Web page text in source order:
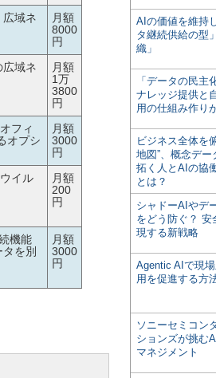
域ネ
月額
8000
円
域ネ
月額
1万
3800
円
フィ
オプシ
月額
3000
円
イル
月額
200
円
機能
を別
月額
3000
円
AIの価値を維持
タ継続供給の型
織」
「データの民主
ナレッジ提供と
用の仕組み作り
ビジネス全体を
地図”、概念デー
拓く人とAIの協
とは？
シャドーAIやデ
をどう防ぐ？ 安
現する新戦略
Agentic AIで現
用を促進する方
ソニーセミコン
ションズが挑む
マネジメント